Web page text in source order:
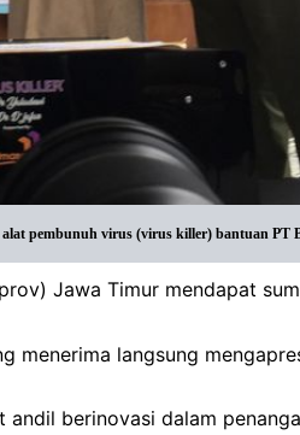
pembunuh virus (virus killer) bantuan PT
Jawa Timur mendapat
menerima langsung
berinovasi dalam